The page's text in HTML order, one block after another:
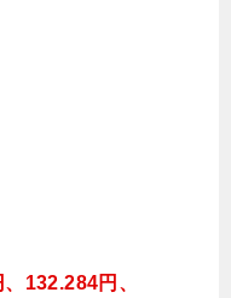
132.284円、